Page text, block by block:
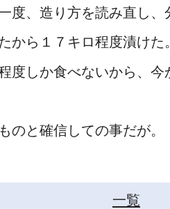
度、造り方を読み直し、
から１７キロ程度漬けた
度しか食べないから、今
のと確信しての事だが。
一覧